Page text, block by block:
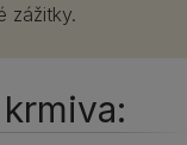
zážitky.